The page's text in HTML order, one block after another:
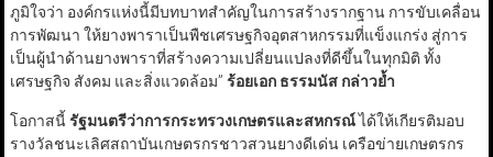
ภูมิใจว่า องค์กรแห่งนี้มีบทบาทสำคัญในการสร้างรากฐาน การขับเคลื่อน
การพัฒนา ให้ยางพาราเป็นพืชเศรษฐกิจอุตสาหกรรมที่แข็งแกร่ง สู่การ
เป็นผู้นำด้านยางพาราที่สร้างความเปลี่ยนแปลงที่ดีขึ้นในทุกมิติ ทั้ง
เศรษฐกิจ สังคม และสิ่งแวดล้อม” ร้อยเอก ธรรมนัส กล่าวย้ำ
โอกาสนี้รัฐมนตรีว่าการกระทรวงเกษตรและสหกรณ์ได้ให้เกียรติมอบ
รางวัลชนะเลิศสถาบันเกษตรกรชาวสวนยางดีเด่น เครือข่ายเกษตรกร